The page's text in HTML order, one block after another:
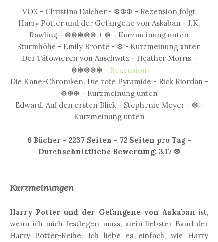
VOX - Christina Dalcher - ❆❆❆ - Rezension folgt
Harry Potter und der Gefangene von Askaban - J.K.
Rowling - ❆❆❆❆❆ + ❆ - Kurzmeinung unten
Sturmhöhe - Emily Brontë - ❆ - Kurzmeinung unten
Der Tätowieren von Auschwitz - Heather Morris -
❆❆❆❆❆ - Rezension
Die Kane-Chroniken. Die rote Pyramide - Rick Riordan -
❆❆❆ - Kurzmeinung unten
Edward. Auf den ersten Blick - Stephenie Meyer - ❆ -
Kurzmeinung unten
6 Bücher - 2237 Seiten - 72 Seiten pro Tag -
Durchschnittliche Bewertung: 3,17 ❆
Kurzmeinungen
Harry Potter und der Gefangene von Askaban ist,
wenn ich mich festlegen muss, mein liebster Band der
Harry Potter-Reihe. Ich liebe es einfach, wie Harry